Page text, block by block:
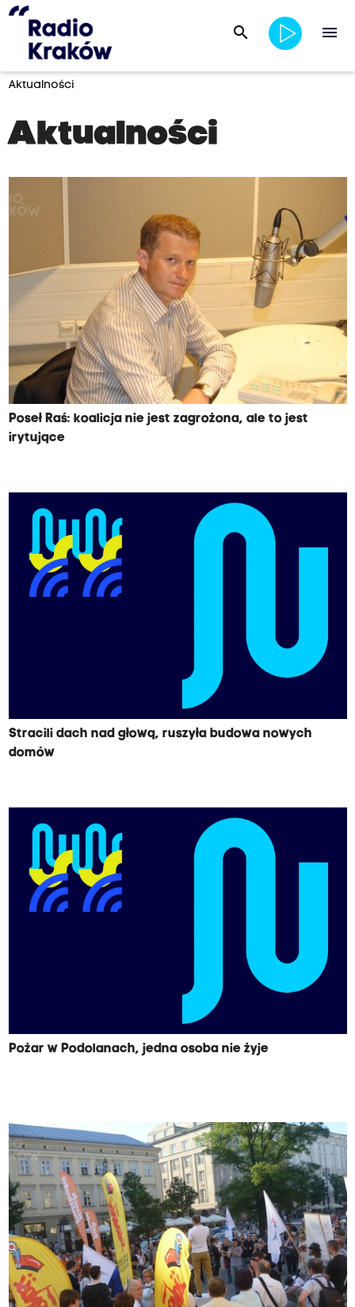
search menu
Aktualności
Aktualności
Poseł Raś: koalicja nie jest zagrożona, ale to jest
irytujące
Stracili dach nad głową, ruszyła budowa nowych
domów
Pożar w Podolanach, jedna osoba nie żyje